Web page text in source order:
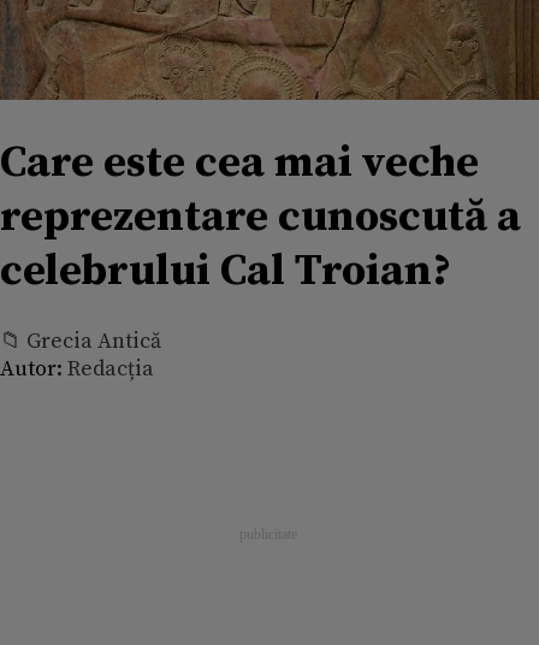
Care este cea mai veche
reprezentare cunoscută a
celebrului Cal Troian?
📁 Grecia Antică
Autor: Redacția